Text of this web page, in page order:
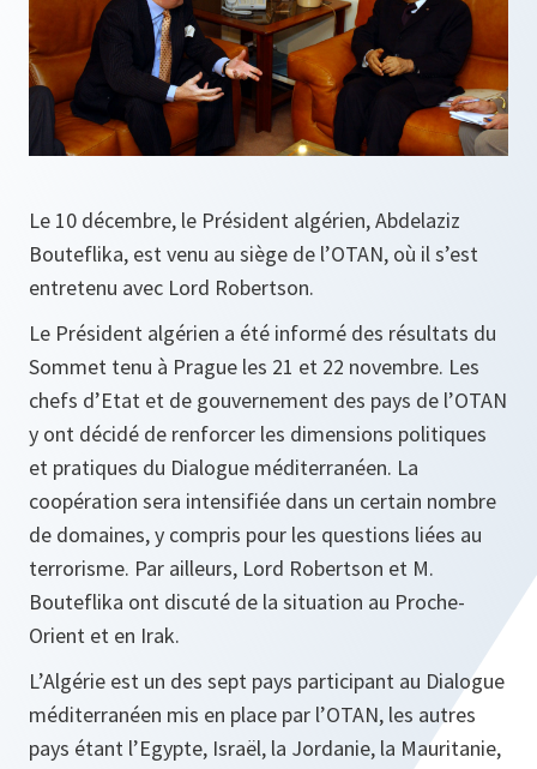
Le 10 décembre, le Président algérien, Abdelaziz
Bouteflika, est venu au siège de l’OTAN, où il s’est
entretenu avec Lord Robertson.
Le Président algérien a été informé des résultats du
Sommet tenu à Prague les 21 et 22 novembre. Les
chefs d’Etat et de gouvernement des pays de l’OTAN
y ont décidé de renforcer les dimensions politiques
et pratiques du Dialogue méditerranéen. La
coopération sera intensifiée dans un certain nombre
de domaines, y compris pour les questions liées au
terrorisme. Par ailleurs, Lord Robertson et M.
Bouteflika ont discuté de la situation au Proche-
Orient et en Irak.
L’Algérie est un des sept pays participant au Dialogue
méditerranéen mis en place par l’OTAN, les autres
pays étant l’Egypte, Israël, la Jordanie, la Mauritanie,